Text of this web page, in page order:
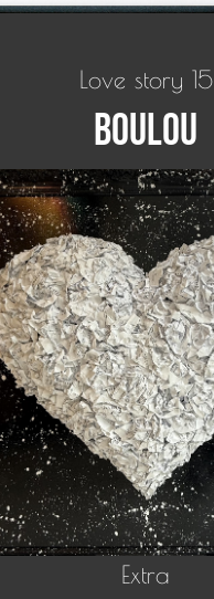
Love story 15
Boulou
Extra